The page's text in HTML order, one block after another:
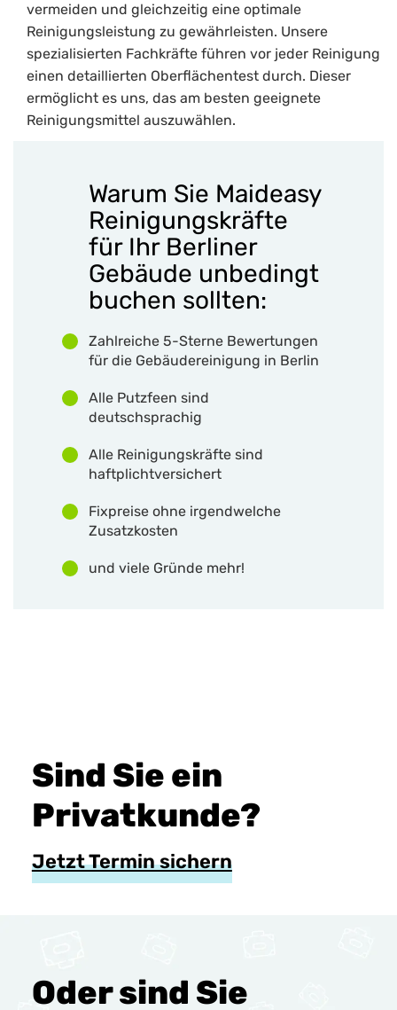
vermeiden und gleichzeitig eine optimale
Reinigungsleistung zu gewährleisten. Unsere
spezialisierten Fachkräfte führen vor jeder Reinigung
einen detaillierten Oberflächentest durch. Dieser
ermöglicht es uns, das am besten geeignete
Reinigungsmittel auszuwählen.
Warum Sie Maideasy
Reinigungskräfte
für Ihr Berliner
Gebäude unbedingt
buchen sollten:
Zahlreiche 5-Sterne Bewertungen
für die Gebäudereinigung in Berlin
Alle Putzfeen sind
deutschsprachig
Alle Reinigungskräfte sind
haftplichtversichert
Fixpreise ohne irgendwelche
Zusatzkosten
und viele Gründe mehr!
Sind Sie ein
Privatkunde?
Jetzt Termin sichern
Oder sind Sie